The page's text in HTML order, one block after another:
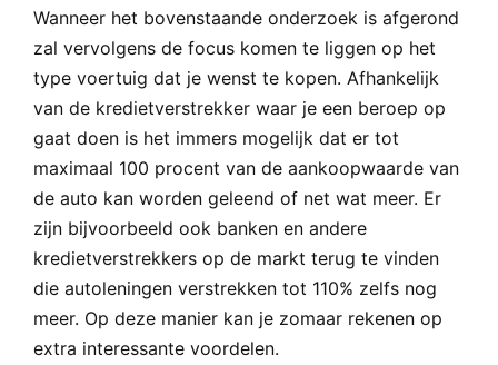
Wanneer het bovenstaande onderzoek is afgerond
zal vervolgens de focus komen te liggen op het
type voertuig dat je wenst te kopen. Afhankelijk
van de kredietverstrekker waar je een beroep op
gaat doen is het immers mogelijk dat er tot
maximaal 100 procent van de aankoopwaarde van
de auto kan worden geleend of net wat meer. Er
zijn bijvoorbeeld ook banken en andere
kredietverstrekkers op de markt terug te vinden
die autoleningen verstrekken tot 110% zelfs nog
meer. Op deze manier kan je zomaar rekenen op
extra interessante voordelen.